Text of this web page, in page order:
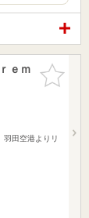
お気に入
りに追加
ｅｍ
羽田空港よりリ